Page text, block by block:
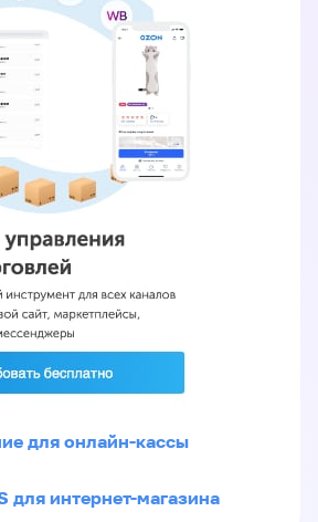
для онлайн-кассы
для интернет-магазина